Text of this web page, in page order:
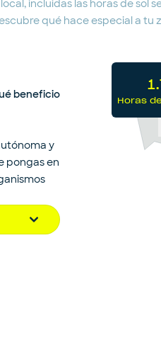
incluidas las horas de sol
qué hace especial a tu
beneficio
y
pongas en
Horas
1.700
Horas de sol por